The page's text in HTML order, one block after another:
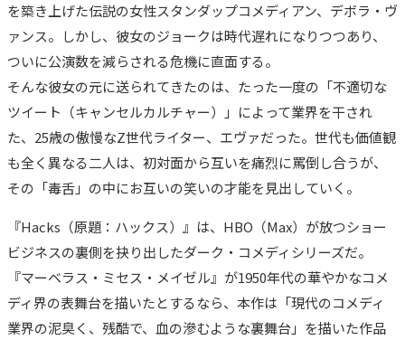
を築き上げた伝説の女性スタンダップコメディアン、デボラ・ヴ
ァンス。しかし、彼女のジョークは時代遅れになりつつあり、
ついに公演数を減らされる危機に直面する。
そんな彼女の元に送られてきたのは、たった一度の「不適切な
ツイート（キャンセルカルチャー）」によって業界を干され
た、25歳の傲慢なZ世代ライター、エヴァだった。世代も価値観
も全く異なる二人は、初対面から互いを痛烈に罵倒し合うが、
その「毒舌」の中にお互いの笑いの才能を見出していく。
『Hacks（原題：ハックス）』は、HBO（Max）が放つショー
ビジネスの裏側を抉り出したダーク・コメディシリーズだ。
『マーベラス・ミセス・メイゼル』が1950年代の華やかなコメ
ディ界の表舞台を描いたとするなら、本作は「現代のコメディ
業界の泥臭く、残酷で、血の滲むような裏舞台」を描いた作品